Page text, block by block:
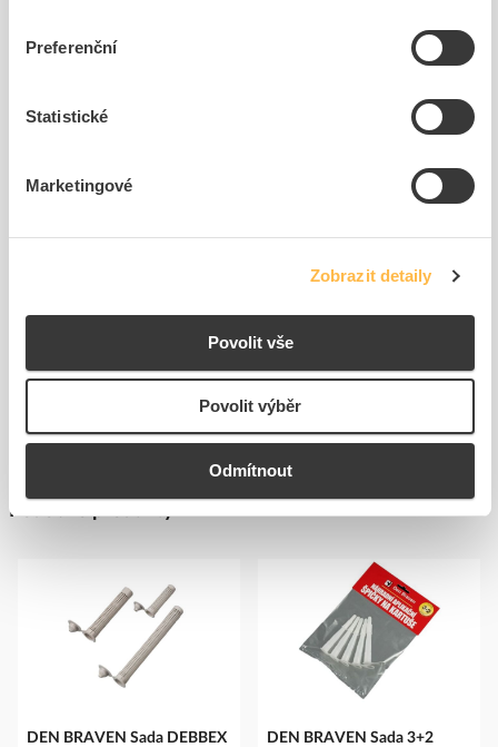
Preferenční
Statistické
Marketingové
Zobrazit detaily
Povolit vše
Povolit výběr
Odmítnout
jednosl...
Podobné produkty
DEN BRAVEN Sada DEBBEX
DEN BRAVEN Sada 3+2